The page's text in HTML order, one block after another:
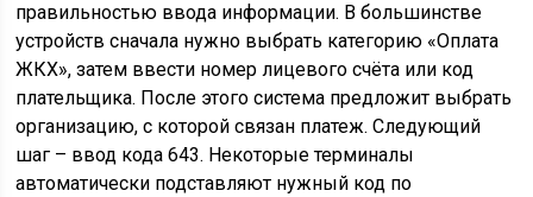
правильностью ввода информации. В большинстве
устройств сначала нужно выбрать категорию «Оплата
ЖКХ», затем ввести номер лицевого счёта или код
плательщика. После этого система предложит выбрать
организацию, с которой связан платеж. Следующий
шаг – ввод кода 643. Некоторые терминалы
автоматически подставляют нужный код по